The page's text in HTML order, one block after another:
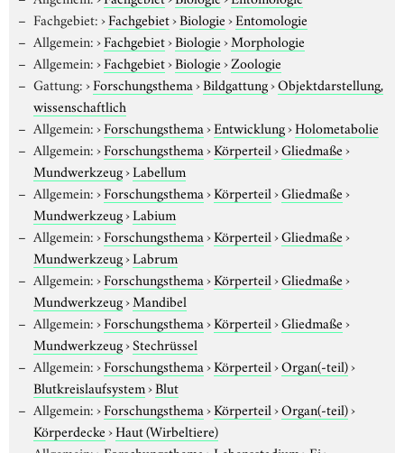
Fachgebiet:›Fachgebiet›Biologie›Entomologie
Allgemein:›Fachgebiet›Biologie›Morphologie
Allgemein:›Fachgebiet›Biologie›Zoologie
Gattung:›Forschungsthema›Bildgattung›Objektdarstellung,
wissenschaftlich
Allgemein:›Forschungsthema›Entwicklung›Holometabolie
Allgemein:›Forschungsthema›Körperteil›Gliedmaße›
Mundwerkzeug›Labellum
Allgemein:›Forschungsthema›Körperteil›Gliedmaße›
Mundwerkzeug›Labium
Allgemein:›Forschungsthema›Körperteil›Gliedmaße›
Mundwerkzeug›Labrum
Allgemein:›Forschungsthema›Körperteil›Gliedmaße›
Mundwerkzeug›Mandibel
Allgemein:›Forschungsthema›Körperteil›Gliedmaße›
Mundwerkzeug›Stechrüssel
Allgemein:›Forschungsthema›Körperteil›Organ(-teil)›
Blutkreislaufsystem›Blut
Allgemein:›Forschungsthema›Körperteil›Organ(-teil)›
Körperdecke›Haut (Wirbeltiere)